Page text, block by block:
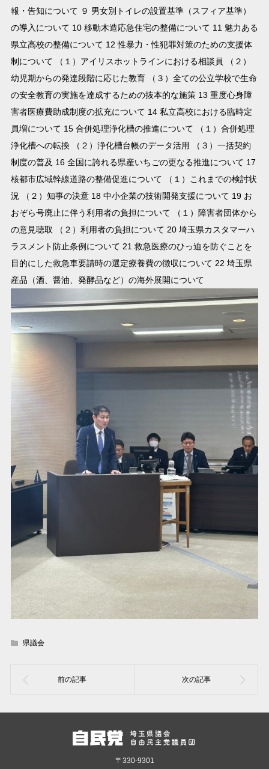
報・告知について ９ 男女別トイレの設置基準（スフィア基準）
の導入について 10 移動木造応急住宅の整備について 11 魅力ある
県立高校の整備について 12 性暴力・性犯罪対策のための支援体
制について （１）アイリスホットラインにおける相談員 （２）
幼児期からの発達段階に応じた教育 （３）全ての公立学校で生命
の安全教育の実施を達成するための抜本的な施策 13 重度心身障
害者医療費助成制度の拡充について 14 私立高校における臨時定
員増について 15 合併処理浄化槽の推進について （１）合併処理
浄化槽への転換 （２）浄化槽台帳のデータ活用 （３）一括契約
制度の普及 16 全国に誇れる県産いちごの更なる推進について 17
核都市広域幹線道路の整備促進について （１）これまでの検討状
況 （２）知事の決意 18 中小企業の技術開発支援について 19 お
おぞら号廃止に伴う利用者の負担について （１）障害者団体から
の意見聴取 （２）利用者の負担について 20 埼玉県カスタマーハ
ラスメント防止条例について 21 救急医療のひっ迫を防ぐことを
目的にした救急車要請時の選定療養費の徴収について 22 埼玉県
産品（酒、醤油、発酵品など）の海外展開について
県議会
〒330-9301